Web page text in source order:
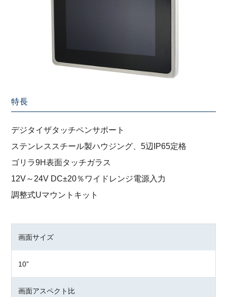
特長
デジタイザタッチペンサポート
ステンレススチール製ハウジング、5辺IP65定格
ゴリラ9H表面タッチガラス
12V～24V DC±20％ワイドレンジ電源入力
調整式Uマウントキット
画面サイズ
10”
画面アスペクト比